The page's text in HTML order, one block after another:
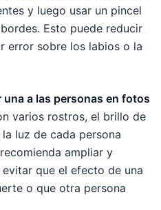
y luego usar un pincel
Esto puede reducir
error sobre los labios o la
a las personas en fotos
varios rostros, el brillo de
luz de cada persona
ampliar y
que el efecto de una
o que otra persona